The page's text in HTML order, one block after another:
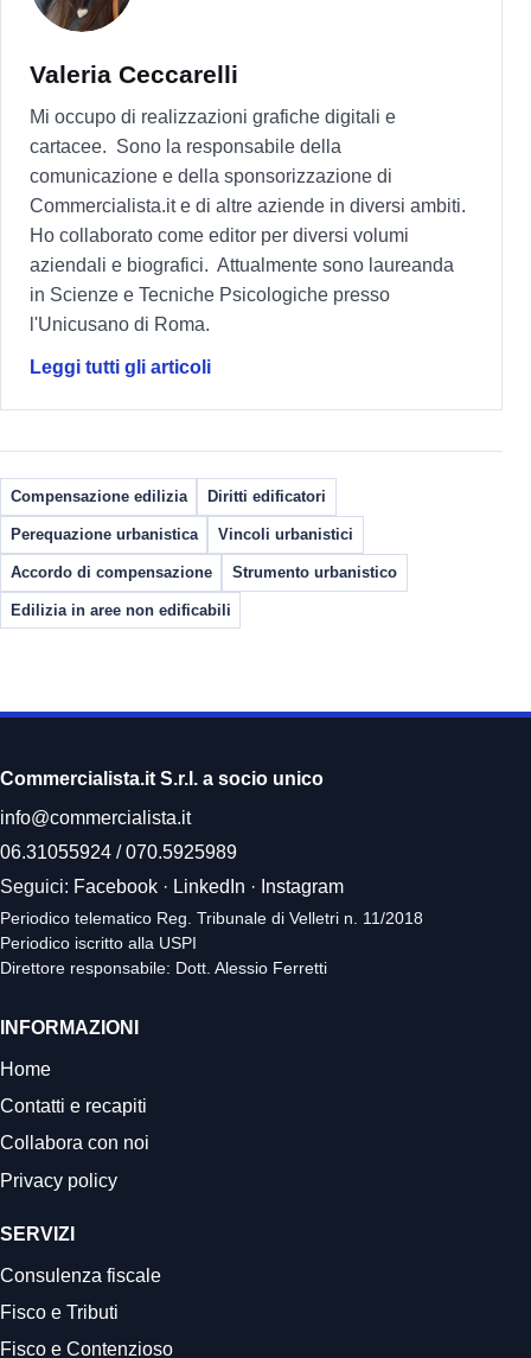
Valeria Ceccarelli
Mi occupo di realizzazioni grafiche digitali e
cartacee. Sono la responsabile della
comunicazione e della sponsorizzazione di
Commercialista.it e di altre aziende in diversi ambiti.
Ho collaborato come editor per diversi volumi
aziendali e biografici. Attualmente sono laureanda
in Scienze e Tecniche Psicologiche presso
l'Unicusano di Roma.
Leggi tutti gli articoli
Compensazione edilizia Diritti edificatori
Perequazione urbanistica Vincoli urbanistici
Accordo di compensazione Strumento urbanistico
Edilizia in aree non edificabili
Commercialista.it S.r.l. a socio unico
info@commercialista.it
06.31055924 /070.5925989
Seguici: Facebook · LinkedIn · Instagram
Periodico telematico Reg. Tribunale di Velletri n. 11/2018
Periodico iscritto alla USPI
Direttore responsabile: Dott. Alessio Ferretti
INFORMAZIONI
Home
Contatti e recapiti
Collabora con noi
Privacy policy
SERVIZI
Consulenza fiscale
Fisco e Tributi
Fisco e Contenzioso